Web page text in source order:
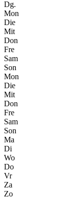
Dg.
Mon
Die
Mit
Don
Fre
Sam
Son
Mon
Die
Mit
Don
Fre
Sam
Son
Ma
Di
Wo
Do
Vr
Za
Zo